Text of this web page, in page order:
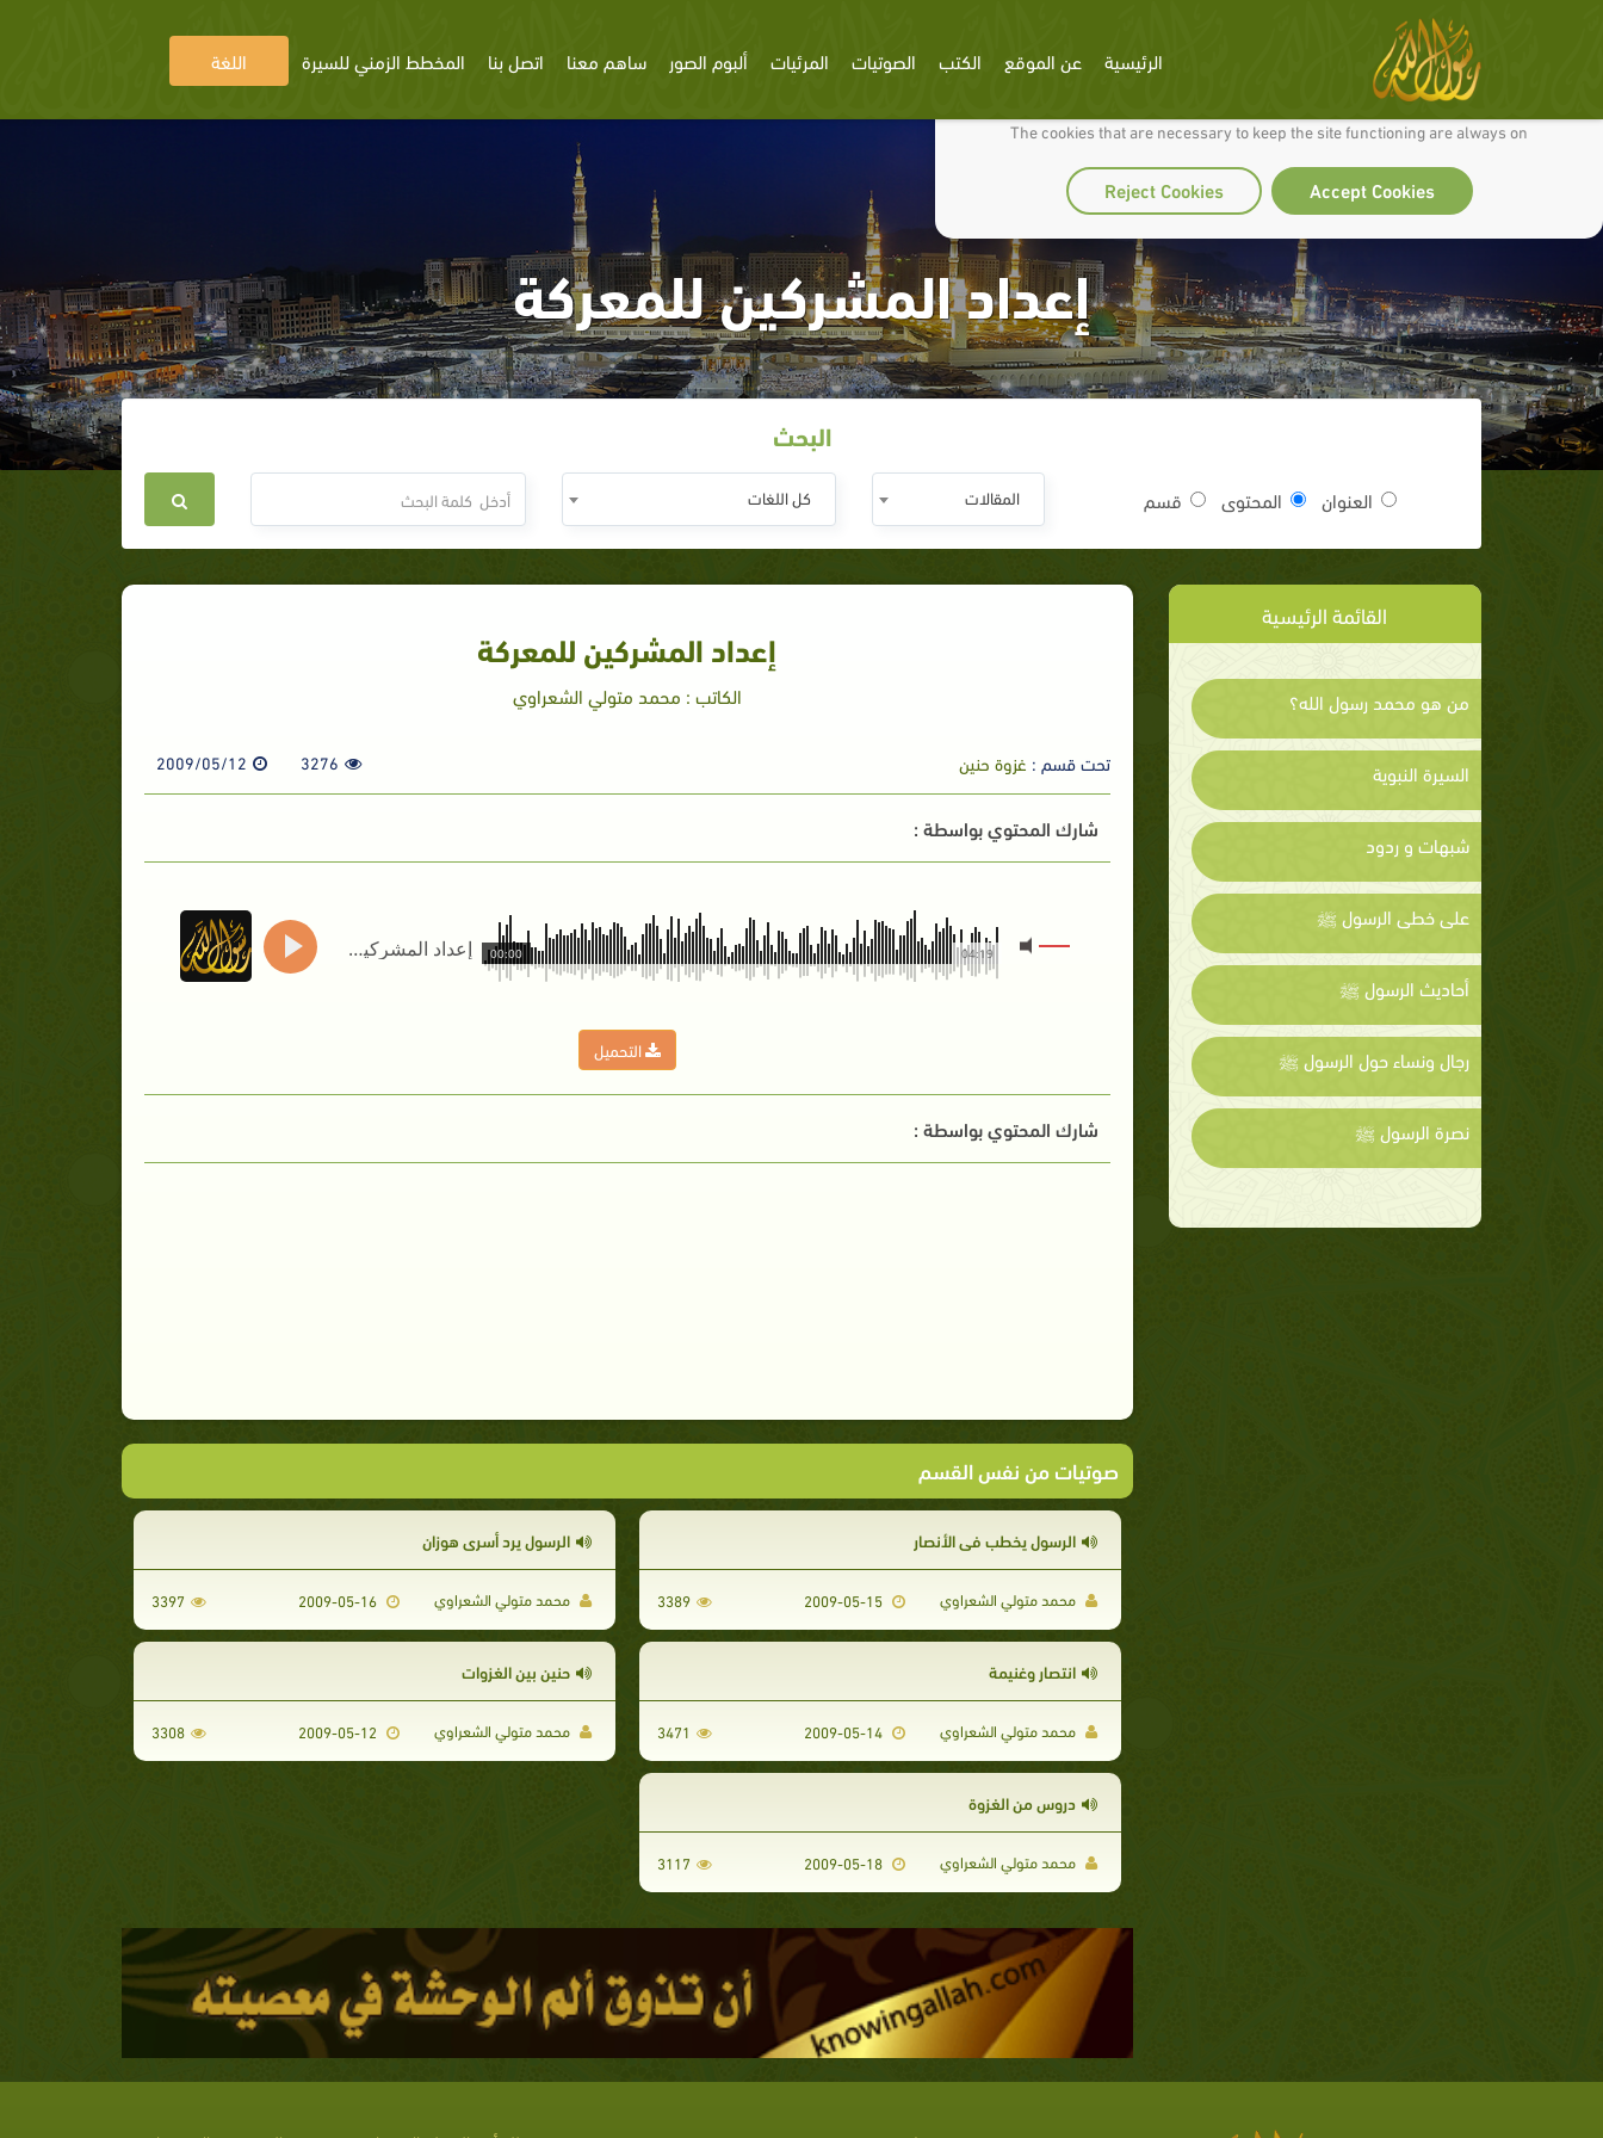
We use cookies to make our site work well for you and so we can continually improve it.
The cookies that are necessary to keep the site functioning are always on
Accept Cookies
Reject Cookies
الرئيسية عن الموقع الكتب الصوتيات المرئيات ألبوم الصور ساهم معنا اتصل بنا المخطط الزمني للسيرة اللغة
إعداد المشركين للمعركة
البحث
العنوان المحتوى قسم المقالات كل اللغات
القائمة الرئيسية
من هو محمد رسول الله؟
السيرة النبوية
شبهات و ردود
على خطى الرسول ﷺ
أحاديث الرسول ﷺ
رجال ونساء حول الرسول ﷺ
نصرة الرسول ﷺ
إعداد المشركين للمعركة
الكاتب : محمد متولي الشعراوي
تحت قسم : غزوة حنين 3276
2009/05/12
شارك المحتوي بواسطة :
إعداد المشركين للمعركة 04:19
00:00
التحميل
شارك المحتوي بواسطة :
صوتيات من نفس القسم
الرسول يخطب فى الأنصار
محمد متولي الشعراوي 2009-05-15
3389
الرسول يرد أسرى هوزان
محمد متولي الشعراوي 2009-05-16
3397
انتصار وغنيمة
محمد متولي الشعراوي 2009-05-14
3471
حنين بين الغزوات
محمد متولي الشعراوي 3308
دروس من الغزوة
محمد متولي الشعراوي 2009-05-18
3117